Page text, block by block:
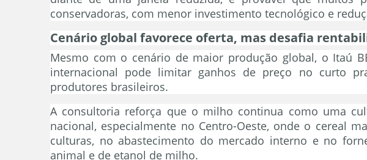
conservadoras, com menor investimento tecnológico e
Cenário global favorece oferta, mas desafia
Mesmo com o cenário de maior produção global, o Itaú
internacional pode limitar ganhos de preço no curto
produtores brasileiros.
A consultoria reforça que o milho continua como uma
nacional, especialmente no Centro-Oeste, onde o cereal
culturas, no abastecimento do mercado interno e no
animal e de etanol de milho.